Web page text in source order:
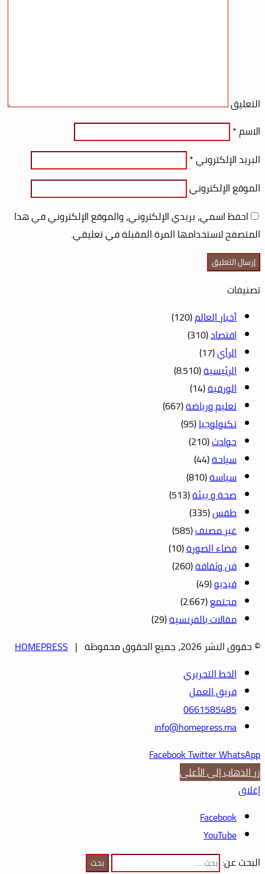
التعليق
الاسم*
البريد الإلكتروني*
الموقع الإلكتروني
احفظ اسمي، بريدي الإلكتروني، والموقع الإلكتروني في هذا
المتصفح لاستخدامها المرة المقبلة في تعليقي.
تصنيفات
أخبار العالم(120)
اقتصاد(310)
الرأي(17)
الرئيسية(8٬510)
الورقية(14)
تعليم ورياضة(667)
تكنولوجيا(95)
حوادث(210)
سياحة(44)
سياسة(810)
صحة و بيئة(513)
طقس(335)
غير مصنف(585)
فضاء الصورة(10)
فن وثقافة(260)
فيديو(49)
مجتمع(2٬667)
مقالات بالفرنسية(29)
© حقوق النشر 2026، جميع الحقوق محفوظة |
HOMEPRESS
الخط التحريري
فريق العمل
0661585485
info@homepress.ma
FacebookTwitterWhatsApp
زر الذهاب إلى الأعلى
إغلاق
Facebook
YouTube
البحث عن: